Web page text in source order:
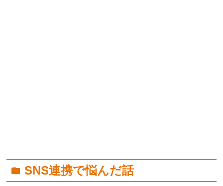
folderSNS連携で悩んだ話